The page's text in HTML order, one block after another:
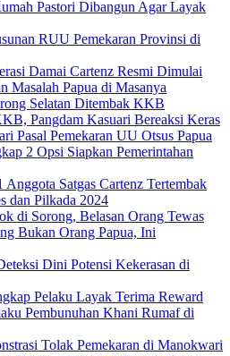
Pastori Dibangun Agar Layak
RUU Pemekaran Provinsi di
Damai Cartenz Resmi Dimulai
Masalah Papua di Masanya
Selatan Ditembak KKB
Pangdam Kasuari Bereaksi Keras
Pasal Pemekaran UU Otsus Papua
2 Opsi Siapkan Pemerintahan
Satgas Cartenz Tertembak
dan Pilkada 2024
di Sorong, Belasan Orang Tewas
Bukan Orang Papua, Ini
Dini Potensi Kekerasan di
Pelaku Layak Terima Reward
Pembunuhan Khani Rumaf di
Tolak Pemekaran di Manokwari